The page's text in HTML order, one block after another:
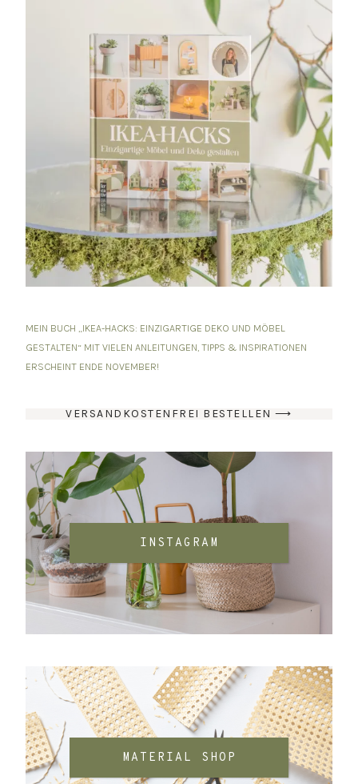
MEIN BUCH „IKEA-HACKS: EINZIGARTIGE DEKO UND MÖBEL
GESTALTEN“ MIT VIELEN ANLEITUNGEN, TIPPS & INSPIRATIONEN
ERSCHEINT ENDE NOVEMBER!
VERSANDKOSTENFREI BESTELLEN ⟶
INSTAGRAM
MATERIAL SHOP